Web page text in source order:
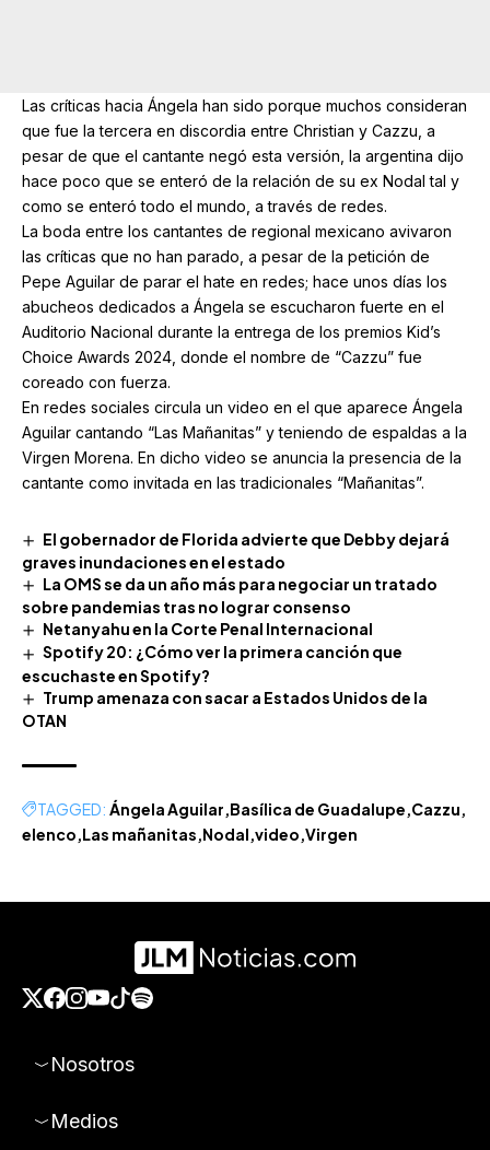
Las críticas hacia Ángela han sido porque muchos consideran
que fue la tercera en discordia entre Christian y Cazzu, a
pesar de que el cantante negó esta versión, la argentina dijo
hace poco que se enteró de la relación de su ex Nodal tal y
como se enteró todo el mundo, a través de redes.
La boda entre los cantantes de regional mexicano avivaron
las críticas que no han parado, a pesar de la petición de
Pepe Aguilar de parar el hate en redes; hace unos días los
abucheos dedicados a Ángela se escucharon fuerte en el
Auditorio Nacional durante la entrega de los premios Kid’s
Choice Awards 2024, donde el nombre de “Cazzu” fue
coreado con fuerza.
En redes sociales circula un video en el que aparece Ángela
Aguilar cantando “Las Mañanitas” y teniendo de espaldas a la
Virgen Morena. En dicho video se anuncia la presencia de la
cantante como invitada en las tradicionales “Mañanitas”.
El gobernador de Florida advierte que Debby dejará
graves inundaciones en el estado
La OMS se da un año más para negociar un tratado
sobre pandemias tras no lograr consenso
Netanyahu en la Corte Penal Internacional
Spotify 20: ¿Cómo ver la primera canción que
escuchaste en Spotify?
Trump amenaza con sacar a Estados Unidos de la
OTAN
TAGGED: Ángela Aguilar Basílica de Guadalupe Cazzu
elenco Las mañanitas Nodal video Virgen
Nosotros
Medios